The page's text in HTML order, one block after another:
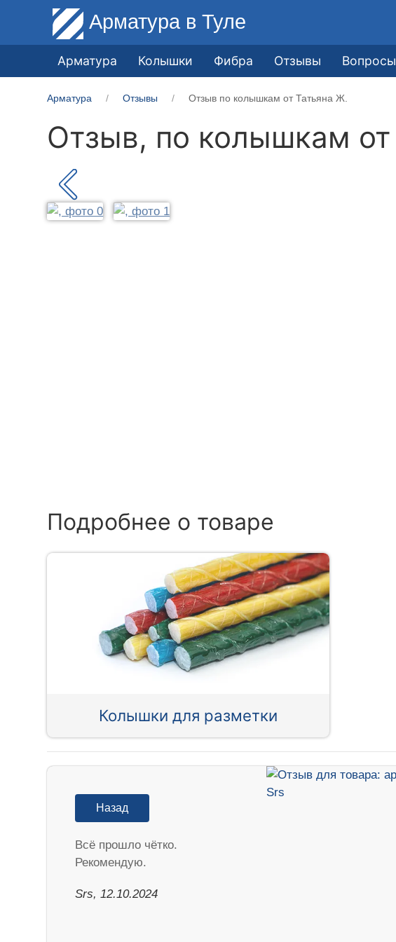
Арматура в Туле
Арматура Колышки Фибра Отзывы Вопросы
Арматура Отзывы Отзыв по колышкам от Татьяна Ж.
Отзыв, по колышкам от
Подробнее о товаре
Колышки для разметки
Назад
Всё прошло чётко.
Рекомендую.
Srs, 12.10.2024